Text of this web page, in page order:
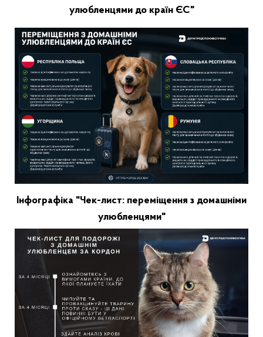
улюбленцями до країн ЄС"
Інфографіка "Чек-лист: переміщення з домашніми
улюбленцями"